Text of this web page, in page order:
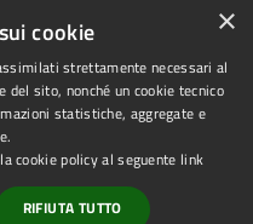
Copyright © 2025 Comune di
Ariano Irpino
Powered byMunicipium
×
cookie
strettamente necessari al
del sito, nonché un cookie tecnico
statistiche, aggregate e
cookie policy al seguente link
RIFIUTA TUTTO